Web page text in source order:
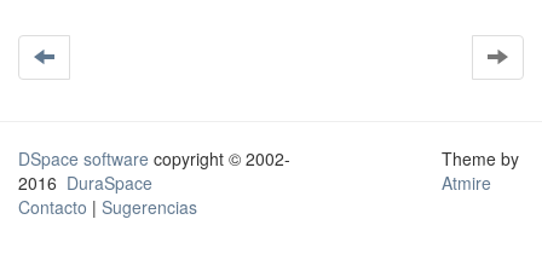
DSpace software copyright © 2002-
2016 DuraSpace
Contacto | Sugerencias
Theme by
Atmire